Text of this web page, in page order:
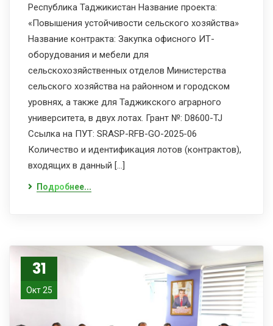
Республика Таджикистан Название проекта:
«Повышения устойчивости сельского хозяйства»
Название контракта: Закупка офисного ИТ-
оборудования и мебели для
сельскохозяйственных отделов Министерства
сельского хозяйства на районном и городском
уровнях, а также для Таджикского аграрного
университета, в двух лотах. Грант №: D8600-TJ
Ссылка на ПУТ: SRASP-RFB-GO-2025-06
Количество и идентификация лотов (контрактов),
входящих в данный […]
Подробнее...
31
Окт 25